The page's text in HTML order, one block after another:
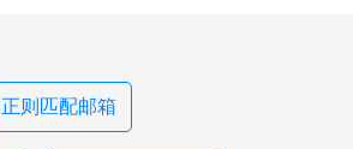
正则匹配邮箱